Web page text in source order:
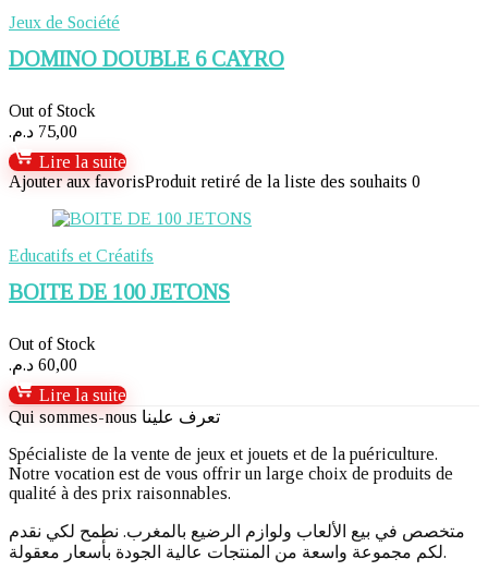
Jeux de Société
DOMINO DOUBLE 6 CAYRO
Out of Stock
75,00 د.م.
Lire la suite
Ajouter aux favorisProduit retiré de la liste des souhaits 0
Educatifs et Créatifs
BOITE DE 100 JETONS
Out of Stock
60,00 د.م.
Lire la suite
Qui sommes-nous تعرف علينا
Spécialiste de la vente de jeux et jouets et de la puériculture.
Notre vocation est de vous offrir un large choix de produits de
qualité à des prix raisonnables.
متخصص في بيع الألعاب ولوازم الرضيع بالمغرب. نطمح لكي نقدم
لكم مجموعة واسعة من المنتجات عالية الجودة بأسعار معقولة.